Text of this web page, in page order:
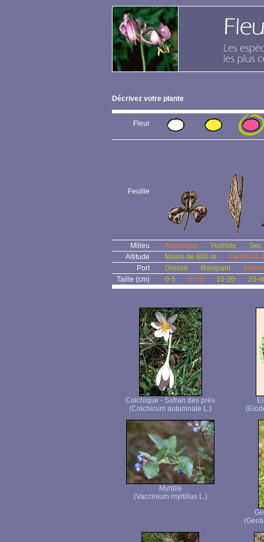
Décrivez votre plante
Fleur
Feuille
Milieu Aquatique Humide
Sec
Altitude
Moins de 600 m
De 600 à
Port
Dressé Rampant
Taille (cm)
0-5 5-10 10-20 20-
Colchique - Safran des prés
(Colchicum autumnale L.)
Myrtille
(Vaccinium myrtillus L.)